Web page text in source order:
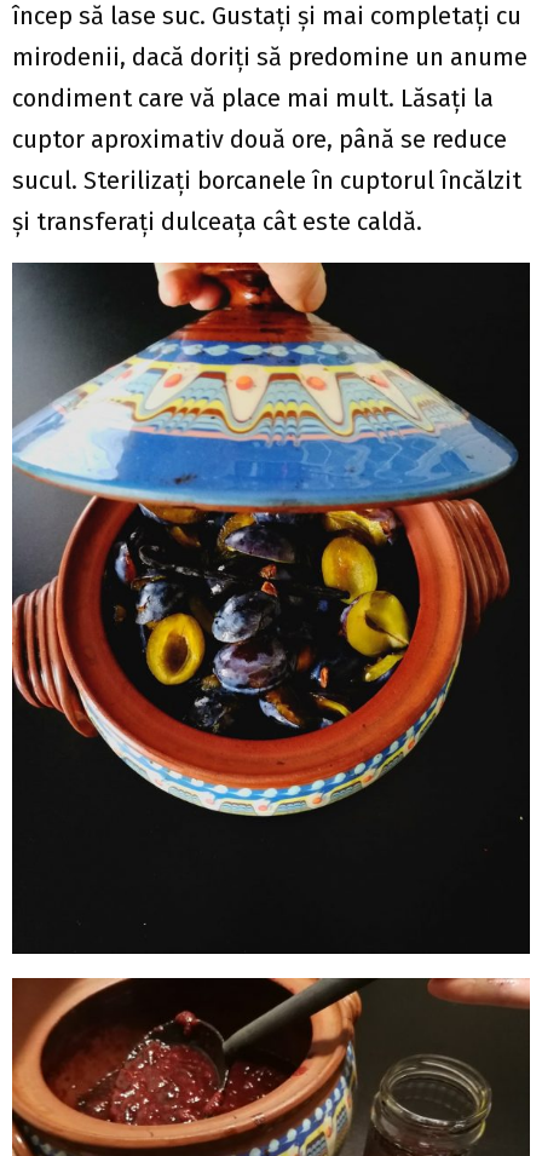
încep să lase suc. Gustaţi şi mai completaţi cu
mirodenii, dacă doriţi să predomine un anume
condiment care vă place mai mult. Lăsaţi la
cuptor aproximativ două ore, până se reduce
sucul. Sterilizaţi borcanele în cuptorul încălzit
şi transferaţi dulceaţa cât este caldă.